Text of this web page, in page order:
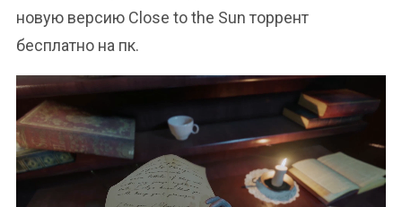
новую версию Close to the Sun торрент
бесплатно на пк.